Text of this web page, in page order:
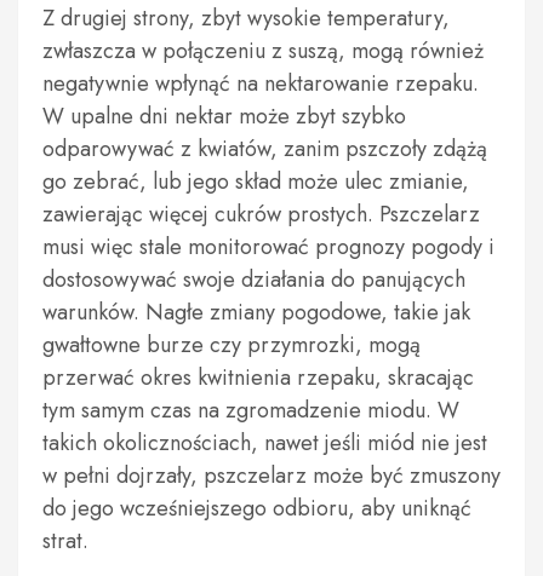
Z drugiej strony, zbyt wysokie temperatury,
zwłaszcza w połączeniu z suszą, mogą również
negatywnie wpłynąć na nektarowanie rzepaku.
W upalne dni nektar może zbyt szybko
odparowywać z kwiatów, zanim pszczoły zdążą
go zebrać, lub jego skład może ulec zmianie,
zawierając więcej cukrów prostych. Pszczelarz
musi więc stale monitorować prognozy pogody i
dostosowywać swoje działania do panujących
warunków. Nagłe zmiany pogodowe, takie jak
gwałtowne burze czy przymrozki, mogą
przerwać okres kwitnienia rzepaku, skracając
tym samym czas na zgromadzenie miodu. W
takich okolicznościach, nawet jeśli miód nie jest
w pełni dojrzały, pszczelarz może być zmuszony
do jego wcześniejszego odbioru, aby uniknąć
strat.